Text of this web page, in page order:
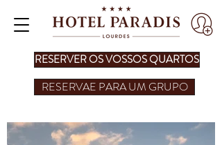
RESERVER OS VOSSOS QUARTOS
RESERVAE PARA UM GRUPO